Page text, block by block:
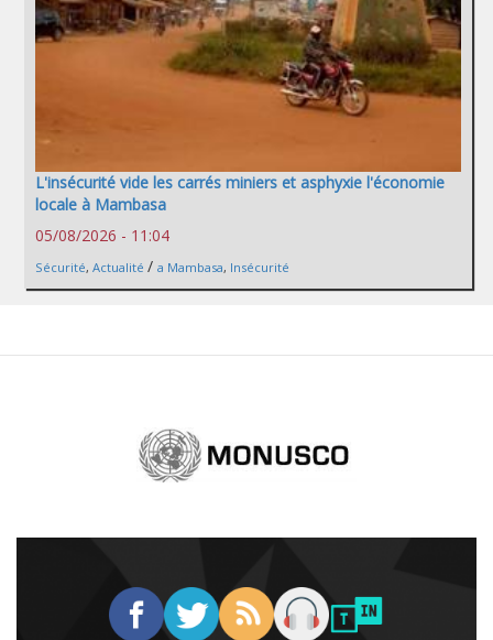
L'insécurité vide les carrés miniers et asphyxie l'économie
locale à Mambasa
05/08/2026 - 11:04
Sécurité, Actualité / a Mambasa, Insécurité